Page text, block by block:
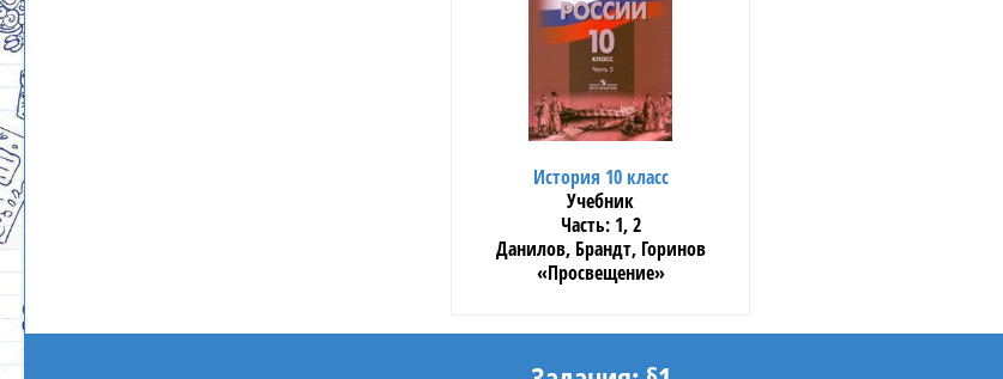
История 10 класс
Учебник
1, 2
Данилов, Брандт, Горинов
«Просвещение»